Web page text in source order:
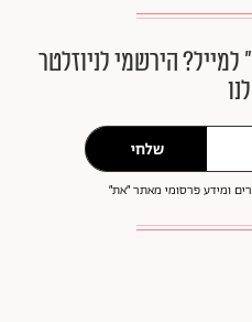
הירשמי לניוזלטר
שלחי
ומידע פרסומי מאתר ״את״